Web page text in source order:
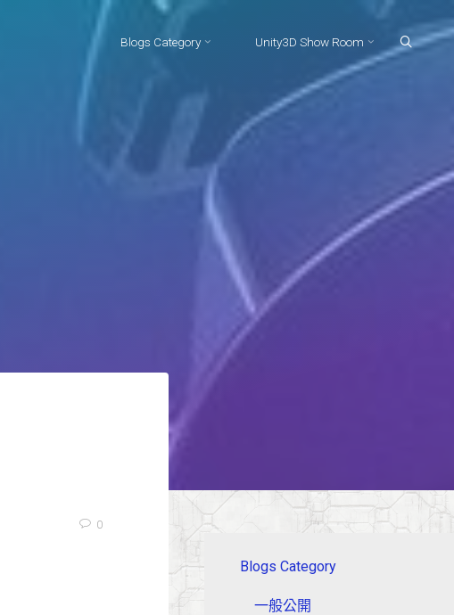
Blogs Category Unity3D Show Room
0
Blogs Category
一般公開